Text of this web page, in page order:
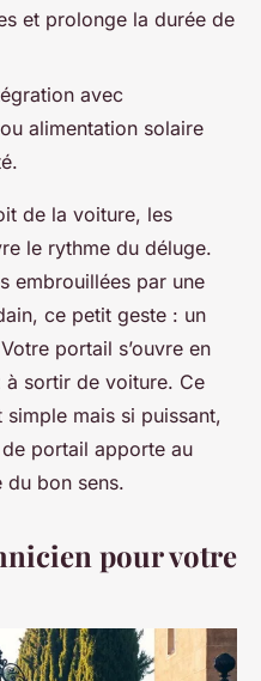
et prolonge la durée de
avec
alimentation solaire
de la voiture, les
le rythme du déluge.
embrouillées par une
ce petit geste : un
portail s’ouvre en
à sortir de voiture. Ce
mais si puissant,
portail apporte au
du bon sens.
pour votre